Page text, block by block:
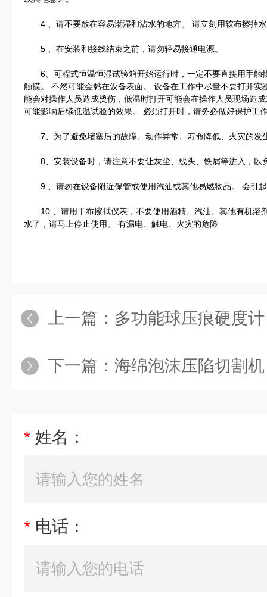
4 、请不要放在容易潮湿和沾水的地方。 请立刻用软布擦掉
5 、在安装和接线结束之前，请勿轻易接通电源。
6、可程式恒温恒湿试验箱开始运行时，一定不要直接用手触
触摸。 不然可能会黏在设备表面。 设备在工作中尽量不要打开
能会对操作人员造成烫伤，低温时打开可能会在操作人员现场造
可能影响后续低温试验的效果。 必须打开时，请务必做好保护工
7、为了避免堵塞后的故障、动作异常、寿命降低、火灾的发
8、安装设备时，请注意不要让灰尘、线头、铁屑等进入，以
9 、请勿在设备附近保管或使用汽油或其他易燃物品。 会引
10 、请用干布擦拭仪表，不要使用酒精、汽油、其他有机溶
水了，请马上停止使用。 有漏电、触电、火灾的危险
上一篇： 多功能球压痕硬度计
下一篇： 海绵泡沫压陷切割机
* 姓名：
* 电话：